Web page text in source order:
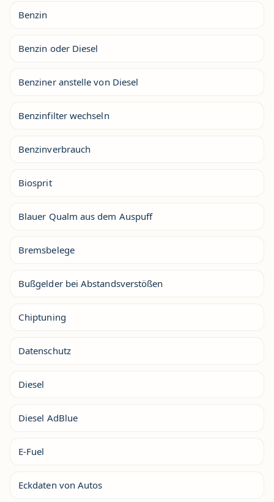
Benzin
Benzin oder Diesel
Benziner anstelle von Diesel
Benzinfilter wechseln
Benzinverbrauch
Biosprit
Blauer Qualm aus dem Auspuff
Bremsbelege
Bußgelder bei Abstandsverstößen
Chiptuning
Datenschutz
Diesel
Diesel AdBlue
E-Fuel
Eckdaten von Autos